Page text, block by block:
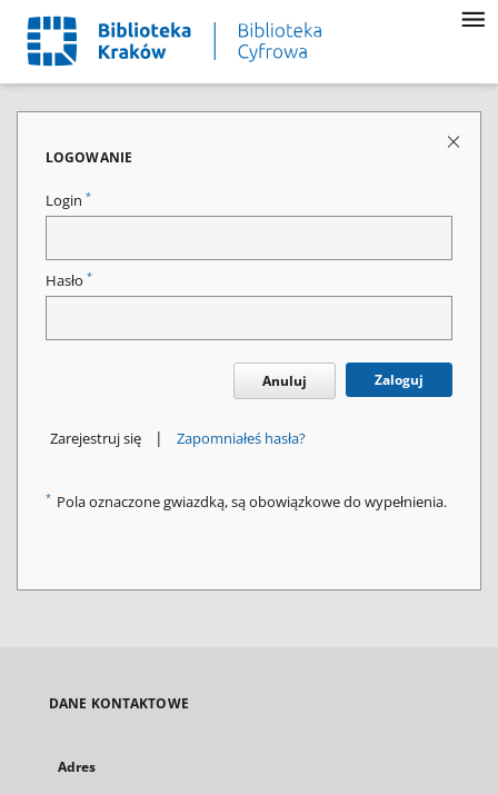
LOGOWANIE
Login *
Hasło *
Anuluj Zaloguj
Zarejestruj się | Zapomniałeś hasła?
* Pola oznaczone gwiazdką, są obowiązkowe do wypełnienia.
DANE KONTAKTOWE
Adres